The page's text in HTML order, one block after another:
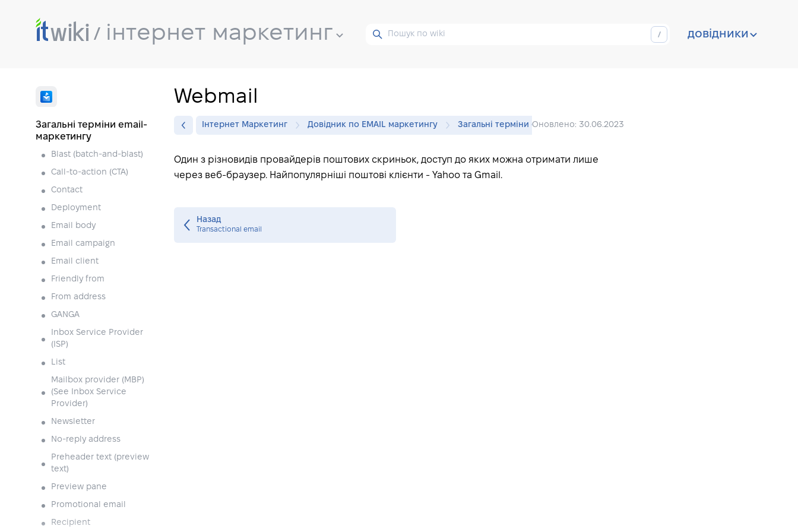
інтернет маркетинг довідники
Загальні терміни email-
маркетингу
Blast (batch-and-blast)
Call-to-action (CTA)
Contact
Deployment
Email body
Email campaign
Email client
Friendly from
From address
GANGA
Inbox Service Provider
(ISP)
List
Mailbox provider (MBP)
(See Inbox Service
Provider)
Newsletter
No-reply address
Preheader text (preview
text)
Preview pane
Promotional email
Recipient
Webmail
Інтернет Маркетинг Довідник по EMAIL маркетингу Загальні терміни email-маркетингу
Оновлено: 30.06.2023
Один з різновидів провайдерів поштових скриньок, доступ до яких можна отримати лише
через веб-браузер. Найпопулярніші поштові клієнти - Yahoo та Gmail.
Назад
Transactional email